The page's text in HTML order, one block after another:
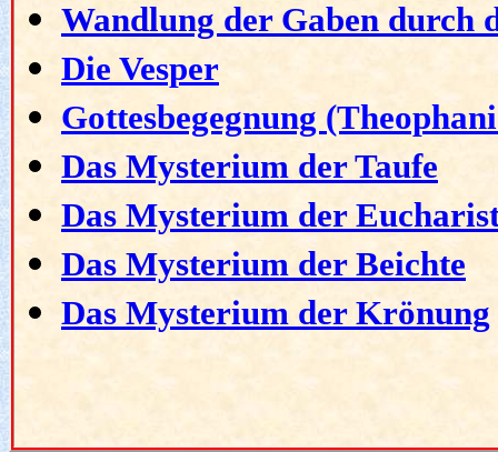
Wandlung der Gaben durch
Die Vesper
Gottesbegegnung
Das Mysterium der Taufe
Das Mysterium der
Das Mysterium der Beichte
Das Mysterium der Krönung